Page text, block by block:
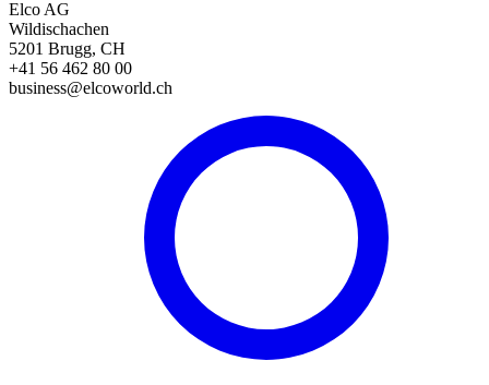
Elco AG
Wildischachen
5201 Brugg, CH
+41 56 462 80 00
business@elcoworld.ch